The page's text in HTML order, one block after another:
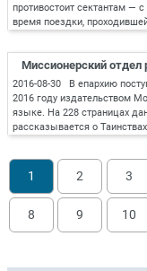
противостоит сектантам —
время поездки,
Миссионерский отдел
2016-08-30 В епархию
2016 году издательством
языке. На 228 страницах
рассказывается о
1 2 3
8 9 10